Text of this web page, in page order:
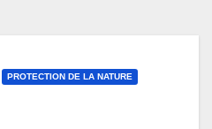
PROTECTION DE LA NATURE